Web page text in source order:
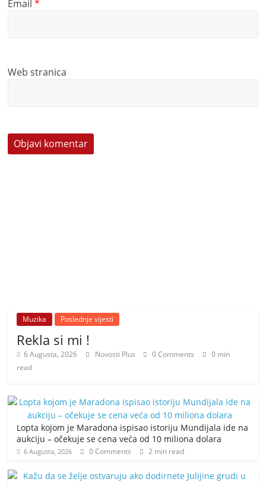
Email*
Web stranica
Muzika Poslednje vijesti
Rekla si mi !
6 Augusta, 2026 Novosti Plus 0 Comments
0 min
read
Lopta kojom je Maradona ispisao istoriju Mundijala ide na
aukciju – očekuje se cena veća od 10 miliona dolara
6 Augusta, 2026 0 Comments 2 min read